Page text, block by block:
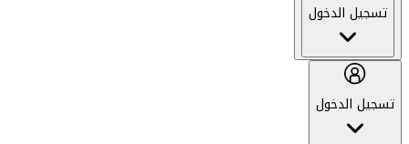
تسجيل الدخول
تسجيل الدخول